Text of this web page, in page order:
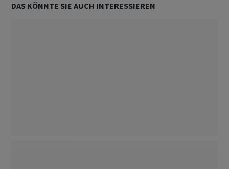
DAS KÖNNTE SIE AUCH INTERESSIEREN